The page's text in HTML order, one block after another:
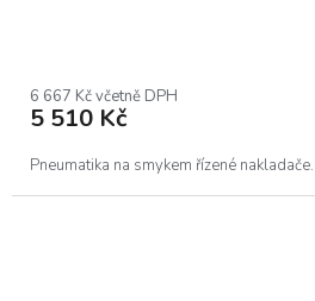
6 667 Kč včetně DPH
5 510 Kč
Pneumatika na smykem řízené nakladače.